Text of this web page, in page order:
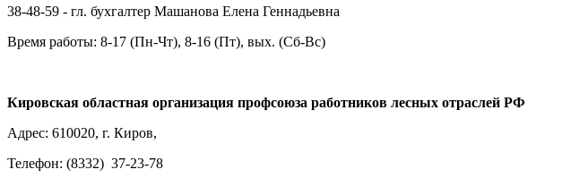
38-48-59 - гл. бухгалтер Машанова Елена Геннадьевна
Время работы: 8-17 (Пн-Чт), 8-16 (Пт), вых. (Сб-Вс)
Кировская областная организация профсоюза работников лесных отраслей РФ
Адрес: 610020, г. Киров,
Телефон: (8332) 37-23-78